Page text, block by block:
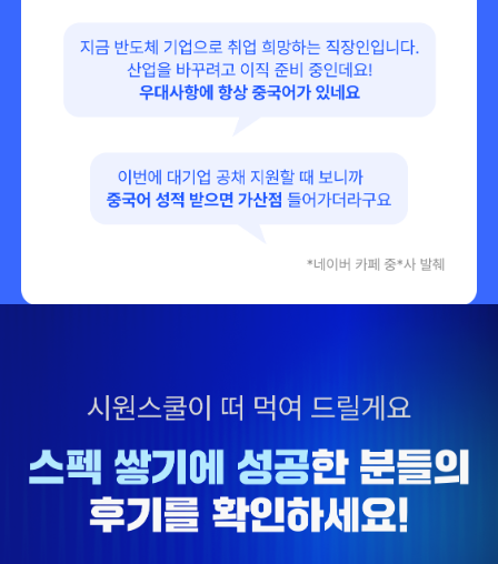
정말 왕초보 수준이었는데 HSK 5급까지 따고 취업까지 성공
했습니다.
말하기에 특화된 강의
짱 꽝이라고 생각하는데요!
비즈니스 중국어는 시원스쿨
중국 동관시에서 영업을 해야 해서, 급히 중국어가 필요했습
니다. 중국은 꽌시 문화가 있다고 하여, 걱정을 했는데
비즈니스 강좌를 듣고 업체 사장님과 친분을 쌓는데 도움이